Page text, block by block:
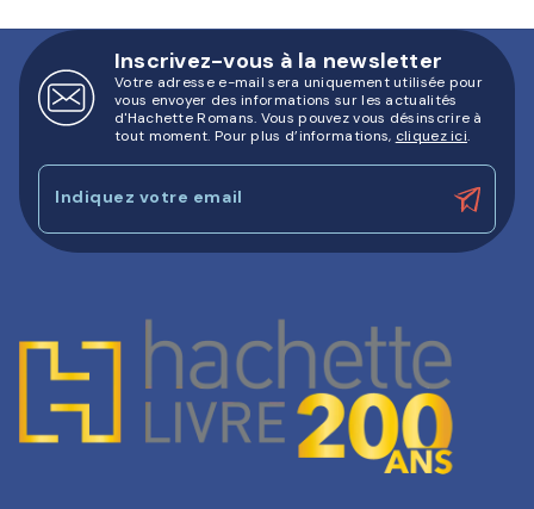
Inscrivez-vous à la newsletter
Votre adresse e-mail sera uniquement utilisée pour
vous envoyer des informations sur les actualités
d'Hachette Romans. Vous pouvez vous désinscrire à
tout moment. Pour plus d’informations, cliquez ici.
Indiquez votre email